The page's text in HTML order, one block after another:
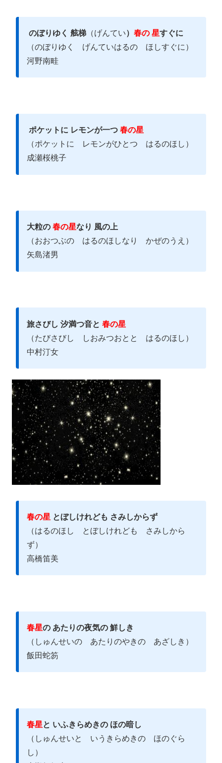
のぼりゆく 舷梯 （げんてい） 春の 星すぐに
（のぼりゆく げんていはるの ほしすぐに）
河野南畦
ポケットに レモンが一つ 春の星
（ポケットに レモンがひとつ はるのほし）
成瀬桜桃子
大粒の 春の星なり 風の上
（おおつぶの はるのほしなり かぜのうえ）
矢島渚男
旅さびし 汐満つ音と 春の星
（たびさびし しおみつおとと はるのほし）
中村汀女
春の星 とぼしけれども さみしからず
（はるのほし とぼしけれども さみしから
ず）
高橋笛美
春星の あたりの夜気の 鮮しき
（しゅんせいの あたりのやきの あざしき）
飯田蛇笏
春星と いふきらめきの ほの暗し
（しゅんせいと いうきらめきの ほのぐら
し）